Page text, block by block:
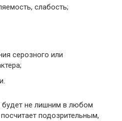
слабость;
серозного или
будет не лишним в любом
подозрительным,